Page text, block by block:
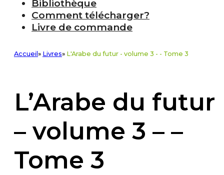
Bibliothèque
Comment télécharger?
Livre de commande
Accueil » Livres» L'Arabe du futur - volume 3 - - Tome 3
L’Arabe du futur
– volume 3 – –
Tome 3